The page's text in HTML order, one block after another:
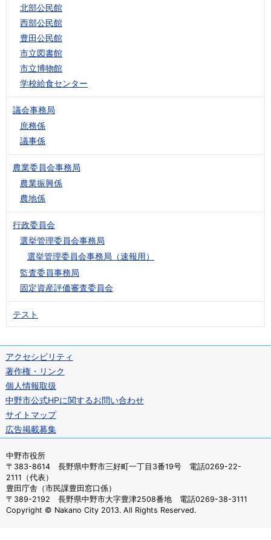
北部公民館
西部公民館
豊田公民館
市立図書館
市立博物館
学校給食センター
議会事務局
庶務係
議事係
農業委員会事務局
農業振興係
農地係
行政委員会
選挙管理委員会事務局
選挙管理委員会事務局（速報用）
監査委員事務局
固定資産評価審査委員会
テスト
アクセシビリティ
著作権・リンク
個人情報取扱
中野市公式HPに関するお問い合わせ
サイトマップ
広告掲載募集
中野市役所
〒383-8614 長野県中野市三好町一丁目3番19号 電話0269-22-
2111（代表）
豊田庁舎（市民課豊田窓口係）
〒389-2192 長野県中野市大字豊津2508番地 電話0269-38-3111
Copyright © Nakano City 2013. All Rights Reserved.